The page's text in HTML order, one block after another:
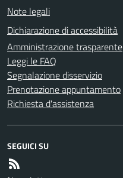
Note legali
Dichiarazione di accessibilità
Amministrazione trasparente
Leggi le FAQ
Segnalazione disservizio
Prenotazione appuntamento
Richiesta d'assistenza
SEGUICI SU